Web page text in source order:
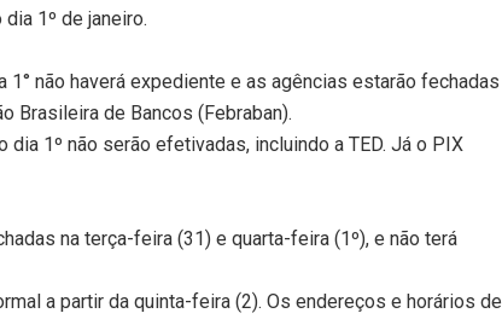
1º de janeiro.
1° não haverá expediente e as agências estarão fechadas
Brasileira de Bancos (Febraban).
1º não serão efetivadas, incluindo a TED. Já o PIX
na terça-feira (31) e quarta-feira (1º), e não terá
a partir da quinta-feira (2). Os endereços e horários de